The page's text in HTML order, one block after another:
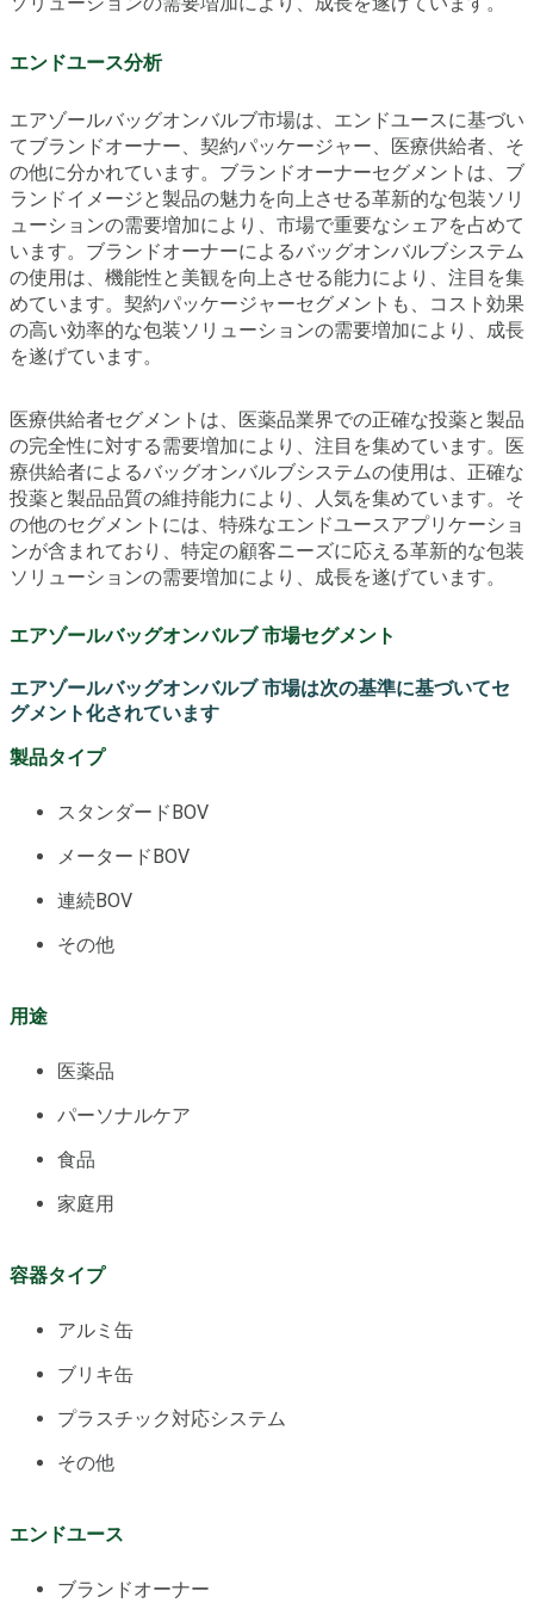
エンドユース分析
エアゾールバッグオンバルブ市場は、エンドユースに基づい
てブランドオーナー、契約パッケージャー、医療供給者、そ
の他に分かれています。ブランドオーナーセグメントは、ブ
ランドイメージと製品の魅力を向上させる革新的な包装ソリ
ューションの需要増加により、市場で重要なシェアを占めて
います。ブランドオーナーによるバッグオンバルブシステム
の使用は、機能性と美観を向上させる能力により、注目を集
めています。契約パッケージャーセグメントも、コスト効果
の高い効率的な包装ソリューションの需要増加により、成長
を遂げています。
医療供給者セグメントは、医薬品業界での正確な投薬と製品
の完全性に対する需要増加により、注目を集めています。医
療供給者によるバッグオンバルブシステムの使用は、正確な
投薬と製品品質の維持能力により、人気を集めています。そ
の他のセグメントには、特殊なエンドユースアプリケーショ
ンが含まれており、特定の顧客ニーズに応える革新的な包装
ソリューションの需要増加により、成長を遂げています。
エアゾールバッグオンバルブ 市場セグメント
エアゾールバッグオンバルブ 市場は次の基準に基づいてセ
グメント化されています
製品タイプ
スタンダードBOV
メータードBOV
連続BOV
その他
用途
医薬品
パーソナルケア
食品
家庭用
容器タイプ
アルミ缶
ブリキ缶
プラスチック対応システム
その他
エンドユース
ブランドオーナー